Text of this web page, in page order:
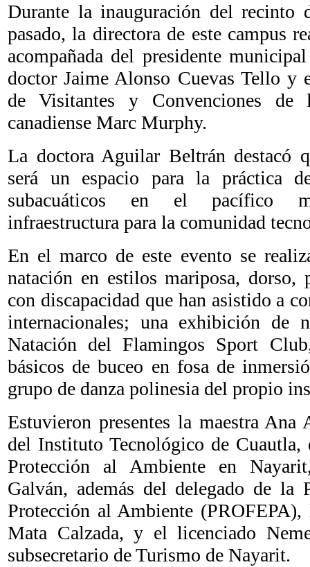
Durante la inauguración del recinto
pasado, la directora de este campus
acompañada del presidente
doctor Jaime Alonso Cuevas Tello
de Visitantes y Convenciones
canadiense Marc Murphy.
La doctora Aguilar Beltrán destacó
será un espacio para la práctica
subacuáticos en el pacífico
infraestructura para la comunidad
En el marco de este evento se
natación en estilos mariposa,
con discapacidad que han asistido a
internacionales; una exhibición de
Natación del Flamingos Sport
básicos de buceo en fosa de
grupo de danza polinesia del propio
Estuvieron presentes la maestra Ana
del Instituto Tecnológico de Cuautla,
Protección al Ambiente en
Galván, además del delegado de la
Protección al Ambiente
Mata Calzada, y el licenciado
subsecretario de Turismo de Nayarit.